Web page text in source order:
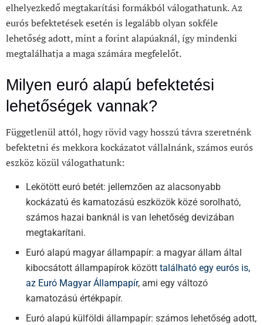
elhelyezkedő megtakarítási formákból válogathatunk. Az
eurós befektetések esetén is legalább olyan sokféle
lehetőség adott, mint a forint alapúaknál, így mindenki
megtalálhatja a maga számára megfelelőt.
Milyen euró alapú befektetési
lehetőségek vannak?
Függetlenül attól, hogy rövid vagy hosszú távra szeretnénk
befektetni és mekkora kockázatot vállalnánk, számos eurós
eszköz közül válogathatunk:
Lekötött euró betét: jellemzően az alacsonyabb
kockázatú és kamatozású eszközök közé sorolható,
számos hazai banknál is van lehetőség devizában
megtakarítani.
Euró alapú magyar állampapír: a magyar állam által
kibocsátott állampapírok között található egy eurós is,
az Euró Magyar Állampapír, ami egy változó
kamatozású értékpapír.
Euró alapú külföldi állampapír: számos lehetőség adott,